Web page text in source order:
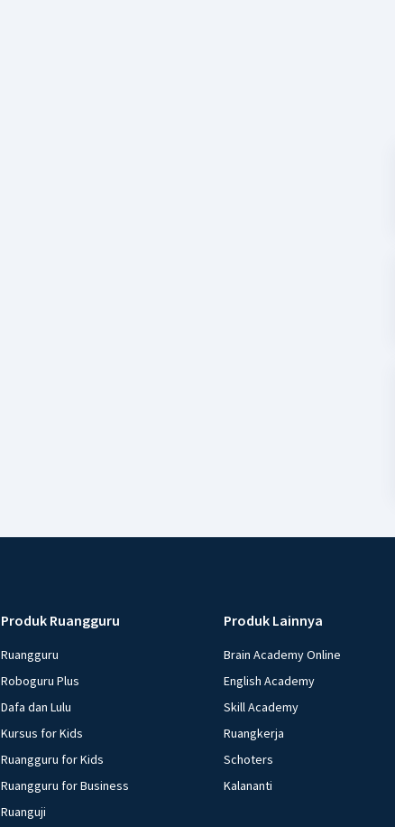
Produk Ruangguru
Ruangguru
Roboguru Plus
Dafa dan Lulu
Kursus for Kids
Ruangguru for Kids
Ruangguru for Business
Ruanguji
Produk Lainnya
Brain Academy Online
English Academy
Skill Academy
Ruangkerja
Schoters
Kalananti